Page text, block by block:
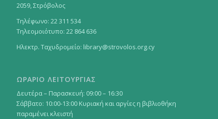
2059, Στρόβολος
Τηλέφωνο: 22 311 534
Τηλεομοιότυπο: 22 864 636
Ηλεκτρ. Ταχυδρομείο: library@strovolos.org.cy
ΩΡΑΡΙΟ ΛΕΙΤΟΥΡΓΙΑΣ
Δευτέρα – Παρασκευή: 09:00 – 16:30
Σάββατο: 10:00-13:00 Κυριακή και αργίες η βιβλιοθήκη
παραμένει κλειστή